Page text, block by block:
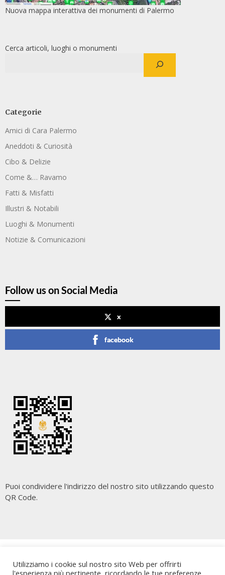
Nuova mappa interattiva dei monumenti di Palermo
Cerca articoli, luoghi o monumenti
Categorie
Amici di Cara Palermo
Aneddoti & Curiosità
Cibo & Delizie
Come &… Ravamo
Fatti & Misfatti
Illustri & Notabili
Luoghi & Monumenti
Notizie & Comunicazioni
Follow us on Social Media
x
facebook
Puoi condividere l'indirizzo del nostro sito utilizzando questo
QR Code.
Writers Blogily Theme
Utilizziamo i cookie sul nostro sito Web per offrirti
l'esperienza più pertinente, ricordando le tue preferenze